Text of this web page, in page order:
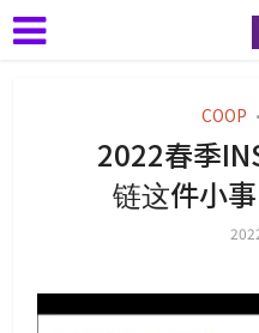
COOP •
2022春季
链这件小